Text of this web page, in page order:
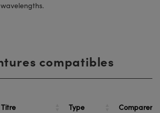
compatibles
Titre Type Comparer